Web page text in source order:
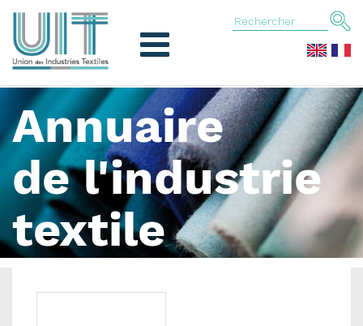
Annuaire
de l'industrie
textile